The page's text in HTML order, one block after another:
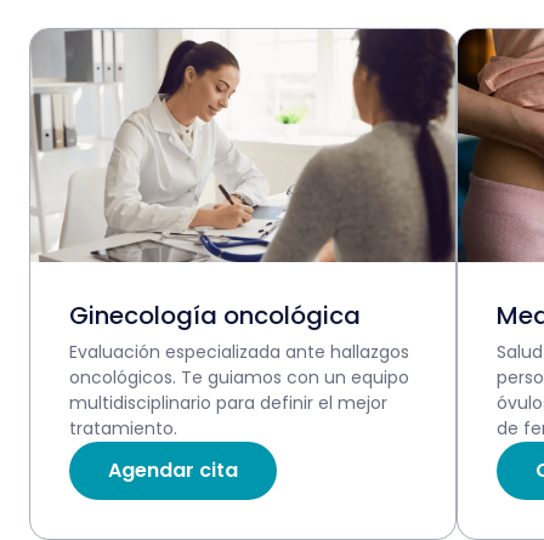
Ginecología oncológica
Evaluación especializada ante hallazgos
oncológicos. Te guiamos con un equipo
multidisciplinario para definir el mejor
tratamiento.
Agendar cita
de